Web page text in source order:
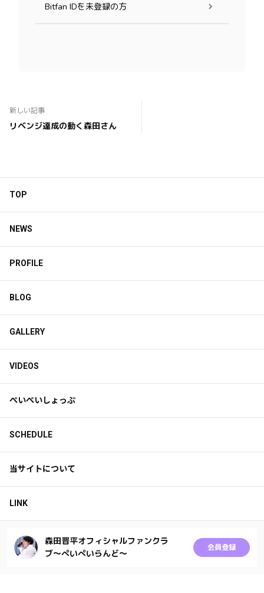
Bitfan IDを未登録の方
新しい記事
リベンジ達成の動く森田さん
TOP
NEWS
PROFILE
BLOG
GALLERY
VIDEOS
ぺいぺいしょっぷ
SCHEDULE
当サイトについて
LINK
森田晋平オフィシャルファンクラ
ブ〜ぺいぺいらんど〜
会員登録